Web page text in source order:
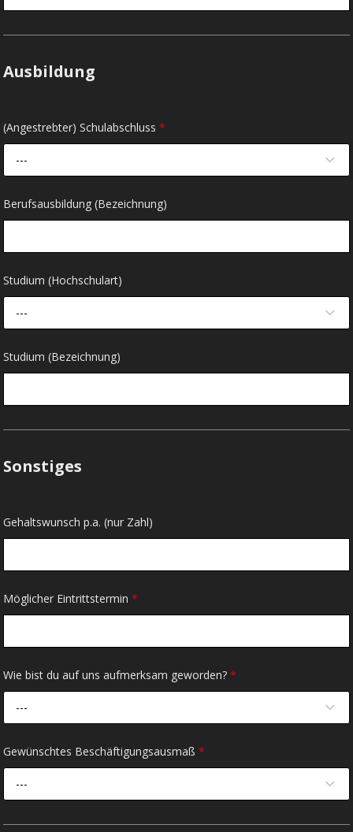
Ausbildung
(Angestrebter) Schulabschluss*
---
Berufsausbildung (Bezeichnung)
Studium (Hochschulart)
---
Studium (Bezeichnung)
Sonstiges
Gehaltswunsch p.a. (nur Zahl)
Möglicher Eintrittstermin*
Wie bist du auf uns aufmerksam geworden?*
---
Gewünschtes Beschäftigungsausmaß*
---